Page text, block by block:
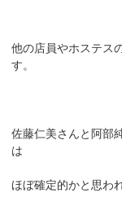
他の店員やホステス
す。
佐藤仁美さんと阿部
は
ほぼ確定的かと思わ